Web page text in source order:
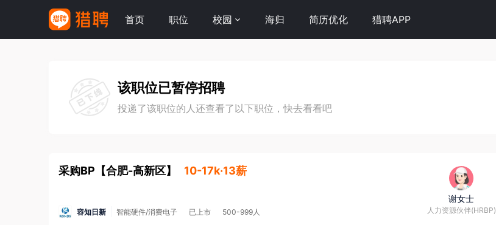
首页 职位 校园 海归 简历优化 猎聘APP
该职位已暂停招聘
投递了该职位的人还查看了以下职位，快去看看吧
采购BP 【合肥-高新区】 10-17k·13薪
容知日新 智能硬件/消费电子 已上市 500-999人
谢女士
人力资源伙伴(HRBP)